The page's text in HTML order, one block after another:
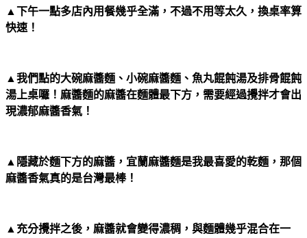
▲下午一點多店內用餐幾乎全滿，不過不用等太久，換桌率算
快速！
▲我們點的大碗麻醬麵、小碗麻醬麵、魚丸餛飩湯及排骨餛飩
湯上桌囉！麻醬麵的麻醬在麵體最下方，需要經過攪拌才會出
現濃郁麻醬香氣！
▲隱藏於麵下方的麻醬，宜蘭麻醬麵是我最喜愛的乾麵，那個
麻醬香氣真的是台灣最棒！
▲充分攪拌之後，麻醬就會變得濃稠，與麵體幾乎混合在一